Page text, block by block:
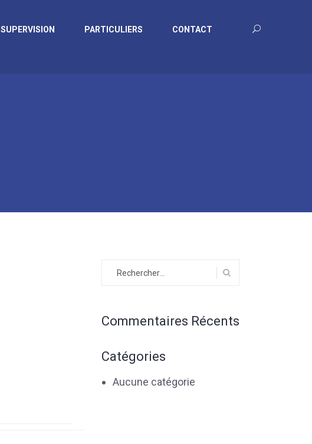
SUPERVISION PARTICULIERS CONTACT
Commentaires Récents
Catégories
Aucune catégorie